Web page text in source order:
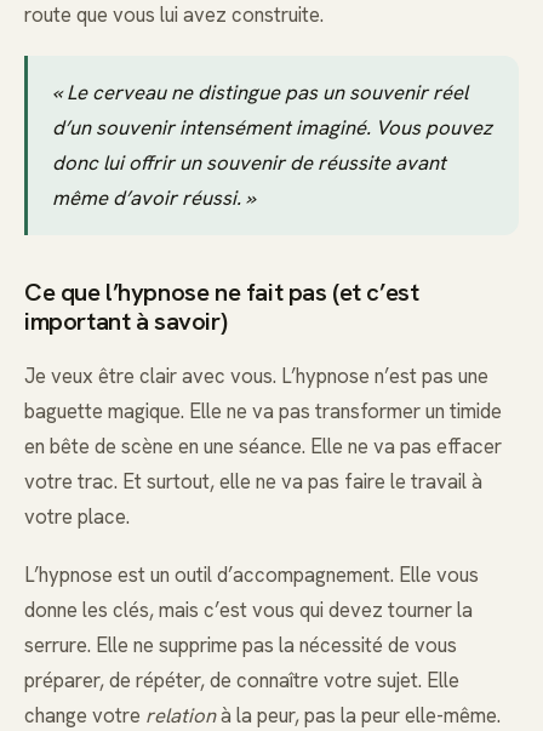
route que vous lui avez construite.
« Le cerveau ne distingue pas un souvenir réel
d’un souvenir intensément imaginé. Vous pouvez
donc lui offrir un souvenir de réussite avant
même d’avoir réussi. »
Ce que l’hypnose ne fait pas (et c’est
important à savoir)
Je veux être clair avec vous. L’hypnose n’est pas une
baguette magique. Elle ne va pas transformer un timide
en bête de scène en une séance. Elle ne va pas effacer
votre trac. Et surtout, elle ne va pas faire le travail à
votre place.
L’hypnose est un outil d’accompagnement. Elle vous
donne les clés, mais c’est vous qui devez tourner la
serrure. Elle ne supprime pas la nécessité de vous
préparer, de répéter, de connaître votre sujet. Elle
change votre relationà la peur, pas la peur elle-même.